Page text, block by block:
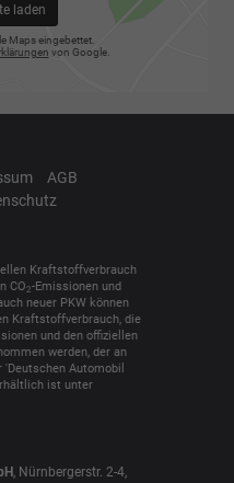
laden
Maps eingebettet.
von Google.
AGB
Kraftstoffverbrauch
CO2-Emissionen und
neuer PKW können
Kraftstoffverbrauch, die
und den offiziellen
werden, der an
Automobil
ist unter
Nürnbergerstr. 2-4